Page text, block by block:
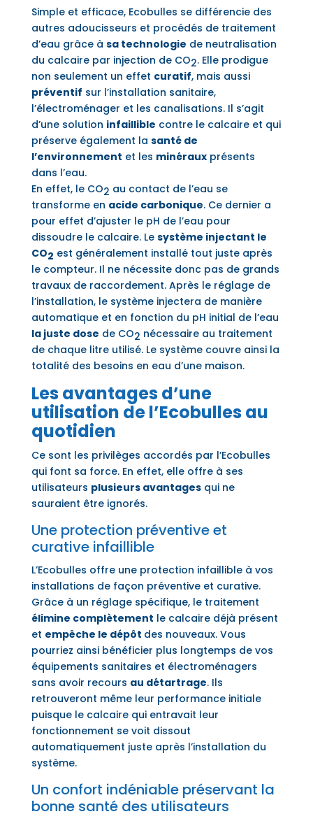
Simple et efficace, Ecobulles se différencie des
autres adoucisseurs et procédés de traitement
d’eau grâce à sa technologie de neutralisation
du calcaire par injection de CO2. Elle prodigue
non seulement un effet curatif, mais aussi
préventif sur l’installation sanitaire,
l’électroménager et les canalisations. Il s’agit
d’une solution infaillible contre le calcaire et qui
préserve également la santé de
l’environnement et les minérauxprésents
dans l’eau.
En effet, le CO2 au contact de l’eau se
transforme en acide carbonique. Ce dernier a
pour effet d’ajuster le pH de l’eau pour
dissoudre le calcaire. Le système injectant le
CO2 est généralement installé tout juste après
le compteur. Il ne nécessite donc pas de grands
travaux de raccordement. Après le réglage de
l’installation, le système injectera de manière
automatique et en fonction du pH initial de l’eau
la juste dose de CO2 nécessaire au traitement
de chaque litre utilisé. Le système couvre ainsi la
totalité des besoins en eau d’une maison.
Les avantages d’une
utilisation de l’Ecobulles au
quotidien
Ce sont les privilèges accordés par l’Ecobulles
qui font sa force. En effet, elle offre à ses
utilisateurs plusieurs avantagesqui ne
sauraient être ignorés.
Une protection préventive et
curative infaillible
L’Ecobulles offre une protection infaillible à vos
installations de façon préventive et curative.
Grâce à un réglage spécifique, le traitement
élimine complètement le calcaire déjà présent
et empêche le dépôt des nouveaux. Vous
pourriez ainsi bénéficier plus longtemps de vos
équipements sanitaires et électroménagers
sans avoir recours au détartrage. Ils
retrouveront même leur performance initiale
puisque le calcaire qui entravait leur
fonctionnement se voit dissout
automatiquement juste après l’installation du
système.
Un confort indéniable préservant la
bonne santé des utilisateurs